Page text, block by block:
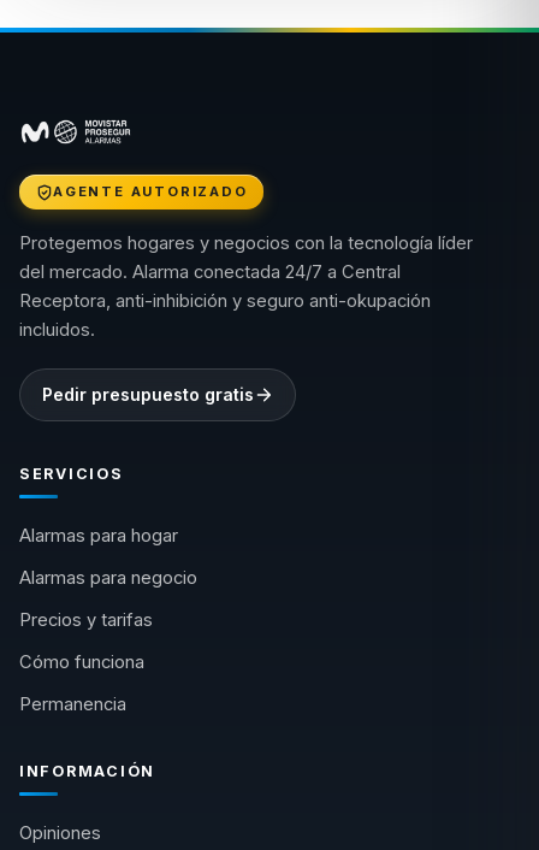
AGENTE AUTORIZADO
Protegemos hogares y negocios con la tecnología líder
del mercado. Alarma conectada 24/7 a Central
Receptora, anti-inhibición y seguro anti-okupación
incluidos.
Pedir presupuesto gratis
SERVICIOS
Alarmas para hogar
Alarmas para negocio
Precios y tarifas
Cómo funciona
Permanencia
INFORMACIÓN
Opiniones